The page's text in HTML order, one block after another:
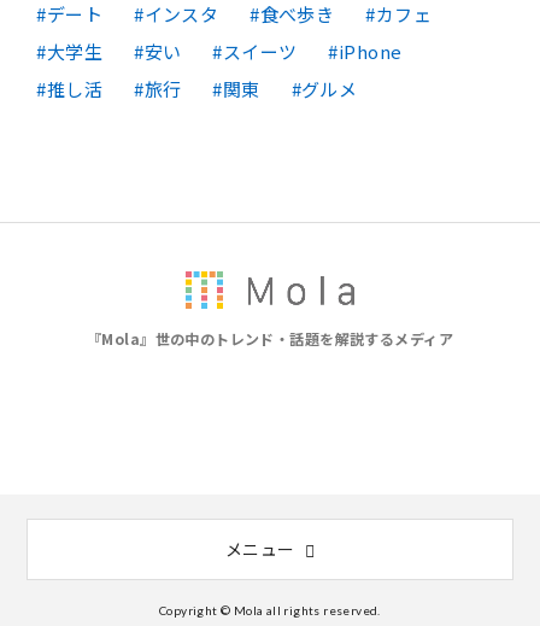
デート
インスタ 食べ歩き
カフェ
大学生
安い スイーツ
iPhone
推し活
旅行 関東 グルメ
『Mola』世の中のトレンド・話題を解説するメディア
メニュー
Copyright © Mola all rights reserved.